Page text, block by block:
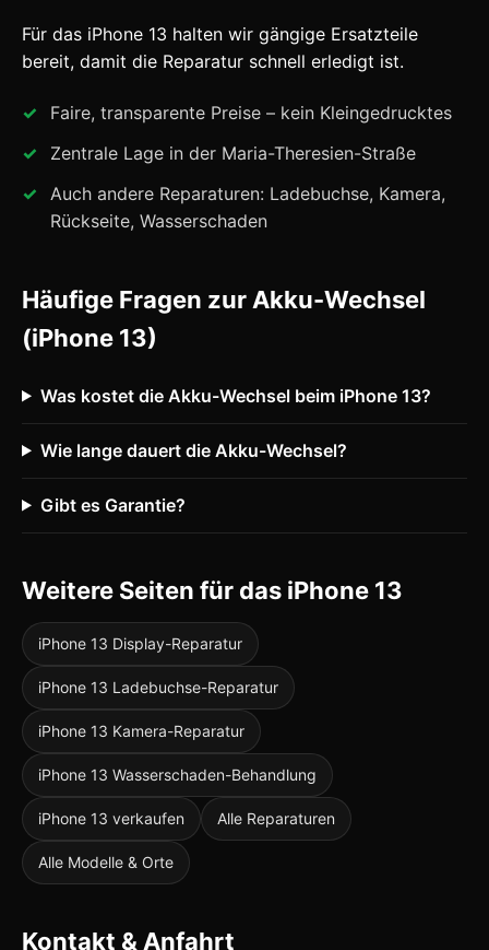
Für das iPhone 13 halten wir gängige Ersatzteile
bereit, damit die Reparatur schnell erledigt ist.
Faire, transparente Preise – kein Kleingedrucktes
Zentrale Lage in der Maria-Theresien-Straße
Auch andere Reparaturen: Ladebuchse, Kamera,
Rückseite, Wasserschaden
Häufige Fragen zur Akku-Wechsel
(iPhone 13)
Was kostet die Akku-Wechsel beim iPhone 13?
Wie lange dauert die Akku-Wechsel?
Gibt es Garantie?
Weitere Seiten für das iPhone 13
iPhone 13 Display-Reparatur
iPhone 13 Ladebuchse-Reparatur
iPhone 13 Kamera-Reparatur
iPhone 13 Wasserschaden-Behandlung
iPhone 13 verkaufen Alle Reparaturen
Alle Modelle & Orte
Kontakt & Anfahrt